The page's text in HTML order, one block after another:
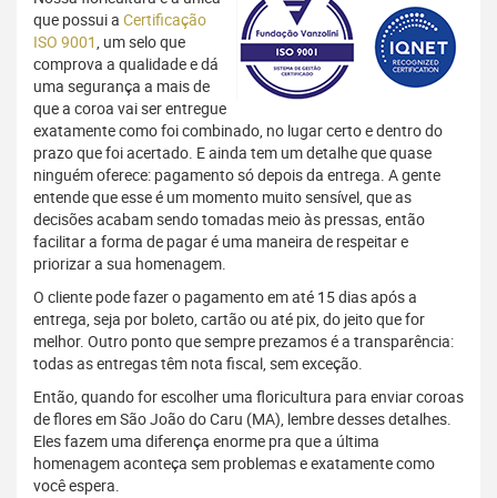
que possui a Certificação
ISO 9001, um selo que
comprova a qualidade e dá
uma segurança a mais de
que a coroa vai ser entregue
exatamente como foi combinado, no lugar certo e dentro do
prazo que foi acertado. E ainda tem um detalhe que quase
ninguém oferece: pagamento só depois da entrega. A gente
entende que esse é um momento muito sensível, que as
decisões acabam sendo tomadas meio às pressas, então
facilitar a forma de pagar é uma maneira de respeitar e
priorizar a sua homenagem.
O cliente pode fazer o pagamento em até 15 dias após a
entrega, seja por boleto, cartão ou até pix, do jeito que for
melhor. Outro ponto que sempre prezamos é a transparência:
todas as entregas têm nota fiscal, sem exceção.
Então, quando for escolher uma floricultura para enviar coroas
de flores em São João do Caru (MA), lembre desses detalhes.
Eles fazem uma diferença enorme pra que a última
homenagem aconteça sem problemas e exatamente como
você espera.